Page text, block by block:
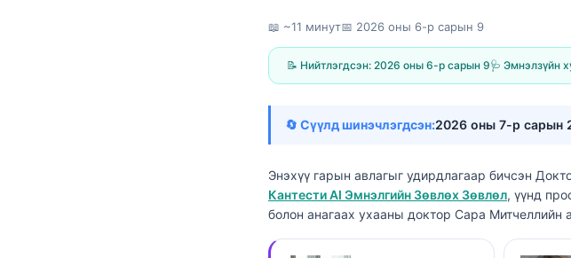
📖 ~11 минут📅 2026 оны 6-р сарын 9
📝 Нийтлэгдсэн: 2026 оны 6-р сарын 9🩺 Эмнэлзүйн
🔄 Сүүлд шинэчлэгдсэн:2026 оны 7-р сарын
Энэхүү гарын авлагыг удирдлагаар бичсэн
Кантести AI Эмнэлгийн Зөвлөх Зөвлөл, үүнд
болон анагаах ухааны доктор Сара Митчеллийн